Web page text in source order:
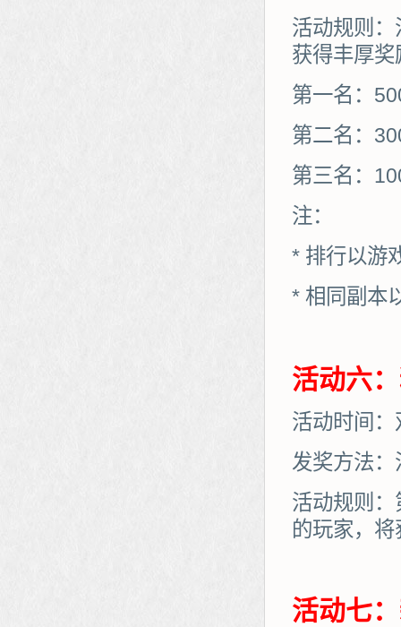
活动规则
获得丰厚
第一名：
第二名：
第三名：
注：
* 排行以游
* 相同副本
活动六
活动时间
发奖方法
活动规则
的玩家，
活动七